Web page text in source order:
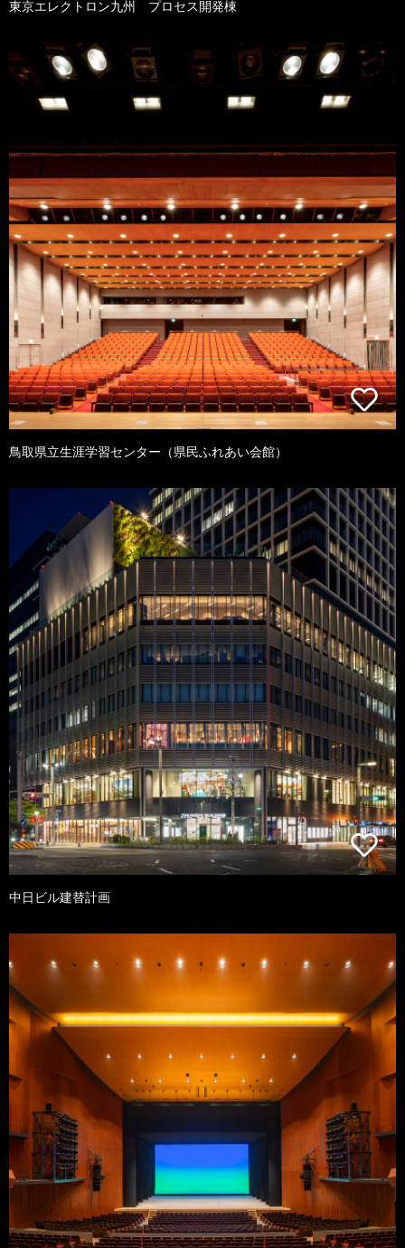
東京エレクトロン九州 プロセス開発棟
鳥取県立生涯学習センター（県民ふれあい会館）
中日ビル建替計画